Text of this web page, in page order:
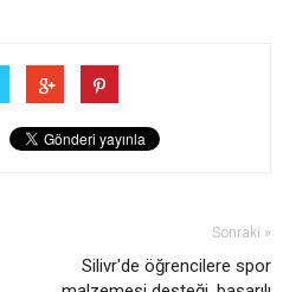
Sonraki »
Silivr'de öğrencilere spor